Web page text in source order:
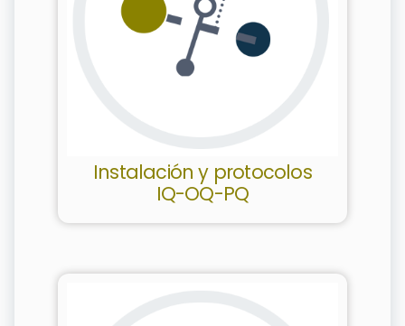
Instalación y protocolos
IQ-OQ-PQ